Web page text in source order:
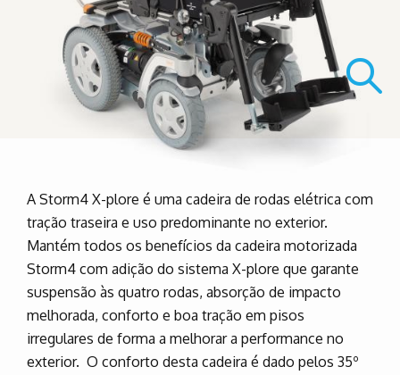
A Storm4 X-plore é uma cadeira de rodas elétrica com
tração traseira e uso predominante no exterior.
Mantém todos os benefícios da cadeira motorizada
Storm4 com adição do sistema X-plore que garante
suspensão às quatro rodas, absorção de impacto
melhorada, conforto e boa tração em pisos
irregulares de forma a melhorar a performance no
exterior. O conforto desta cadeira é dado pelos 35º